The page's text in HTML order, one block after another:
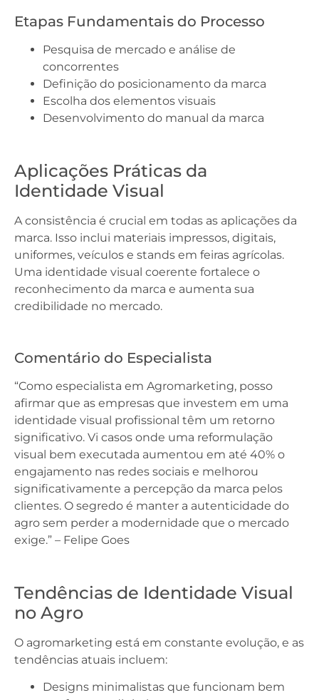
Etapas Fundamentais do Processo
Pesquisa de mercado e análise de
concorrentes
Definição do posicionamento da marca
Escolha dos elementos visuais
Desenvolvimento do manual da marca
Aplicações Práticas da
Identidade Visual
A consistência é crucial em todas as aplicações da
marca. Isso inclui materiais impressos, digitais,
uniformes, veículos e stands em feiras agrícolas.
Uma identidade visual coerente fortalece o
reconhecimento da marca e aumenta sua
credibilidade no mercado.
Comentário do Especialista
“Como especialista em Agromarketing, posso
afirmar que as empresas que investem em uma
identidade visual profissional têm um retorno
significativo. Vi casos onde uma reformulação
visual bem executada aumentou em até 40% o
engajamento nas redes sociais e melhorou
significativamente a percepção da marca pelos
clientes. O segredo é manter a autenticidade do
agro sem perder a modernidade que o mercado
exige.” – Felipe Goes
Tendências de Identidade Visual
no Agro
O agromarketing está em constante evolução, e as
tendências atuais incluem:
Designs minimalistas que funcionam bem